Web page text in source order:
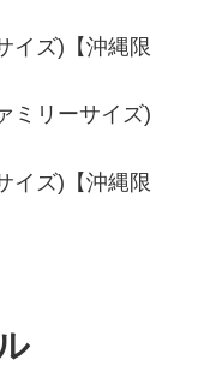
イズ)【沖縄限
ミリーサイズ)
イズ)【沖縄限